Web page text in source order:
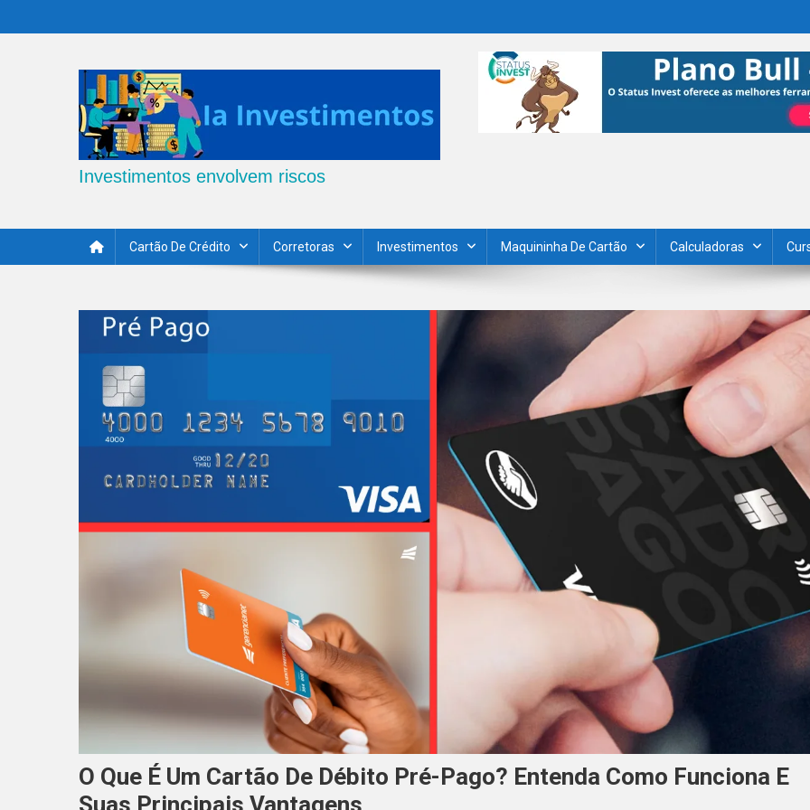
to
Investimentos envolvem riscos
Cartão De Crédito Corretoras Investimentos Maquininha De Cartão Calculadoras
O Que É Um Cartão De Débito Pré-Pago? Entenda Como Funciona E